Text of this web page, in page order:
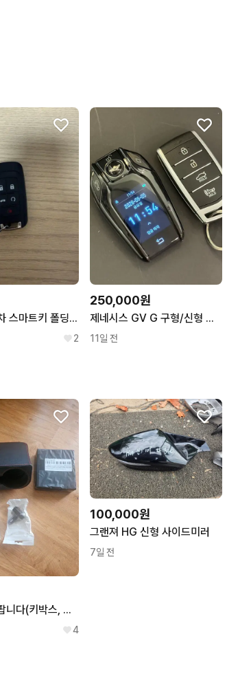
쉐보레 자동차 스마트키 폴딩키 키판 없음
2
250,000원
제네시스 GV G 구형/신형 차량키에서 원하는 외형디자인 디지털키로 개조
11일 전
차량용품들 팝니다(키박스, 컵홀더, 진단기 등)
4
100,000원
그랜져 HG 신형 사이드미러
7일 전